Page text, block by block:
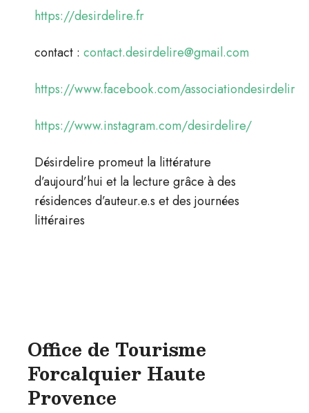
https://desirdelire.fr
contact : contact.desirdelire@gmail.com
https://www.facebook.com/associationdesirdelire
https://www.instagram.com/desirdelire/
Désirdelire promeut la littérature
d’aujourd’hui et la lecture grâce à des
résidences d’auteur.e.s et des journées
littéraires
Office de Tourisme
Forcalquier Haute
Provence​